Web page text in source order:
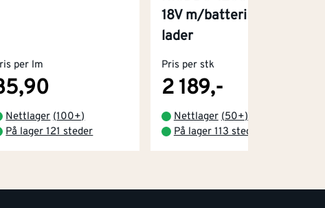
per lm
Nettlager (100+)
På lager 121 steder
18V m/batteri og
lader
Pris per stk
2 189,-
Nettlager (50+)
På lager 113 steder